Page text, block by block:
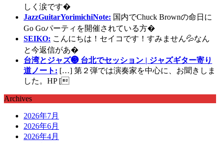
しく涙です�
JazzGuitarYorimichiNote: 国内でChuck Brownの命日に
Go Goパーティを開催されている方�
SEIKO: こんにちは！セイコです！すみません💦なん
と今返信があ�
台湾とジャズ❸ 台北でセッション | ジャズギター寄り
道ノート: […] 第２弾では演奏家を中心に、お聞きしま
した。HP [
Archives
2026年7月
2026年6月
2026年4月